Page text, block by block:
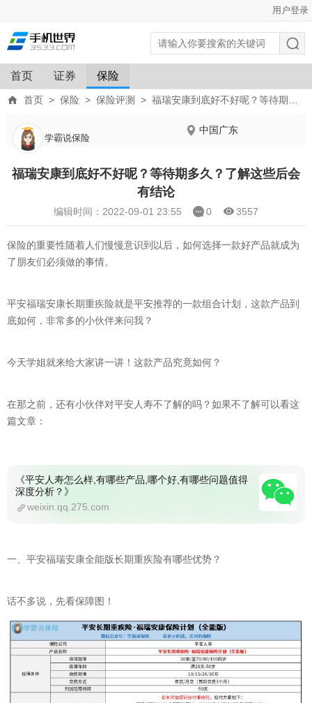
用户登录
首页 证券 保险
首页 > 保险 > 保险评测 > 福瑞安康到底好不好呢？等待期多久？了解这些后会有结论
学霸说保险
中国广东
福瑞安康到底好不好呢？等待期多久？了解这些后会
有结论
编辑时间：2022-09-01 23:55 0 3557
保险的重要性随着人们慢慢意识到以后，如何选择一款好产品就成为
了朋友们必须做的事情。
平安福瑞安康长期重疾险就是平安推荐的一款组合计划，这款产品到
底如何，非常多的小伙伴来问我？
今天学姐就来给大家讲一讲！这款产品究竟如何？
在那之前，还有小伙伴对平安人寿不了解的吗？如果不了解可以看这
篇文章：
《平安人寿怎么样,有哪些产品,哪个好,有哪些问题值得
深度分析？》
weixin.qq.275.com
一、平安福瑞安康全能版长期重疾险有哪些优势？
话不多说，先看保障图！